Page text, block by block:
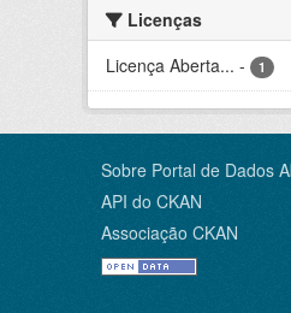
Licenças
Licença Aberta... - 1
Sobre Portal de Dados
API do CKAN
Associação CKAN